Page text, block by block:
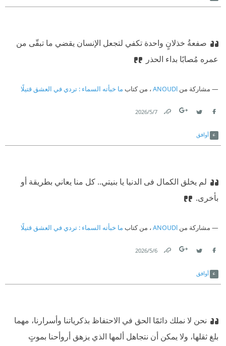
صفعةُ خذلانٍ واحدة تكفي لتجعل الإنسان يقضي ما تبقّى من
عمره مُصابًا بداء الحذر
مشاركة من ANOUDl ، من كتاب ما خبأته السماء : تردي في العشق قتيلًا
7‏/5‏/2026
أوافق
لم يخلق الكمال فى الدنيا يا بنيتي.. كل منا يعاني بطريقة أو
بأخرى.‏
مشاركة من ANOUDl ، من كتاب ما خبأته السماء : تردي في العشق قتيلًا
6‏/5‏/2026
أوافق
نحن لا نملك دائمًا الحق في الاحتفاظ بذكرياتنا وأسرارنا، مهما
بلغ ثقلها، ولا يمكن أن نتجاهل ألمها الذي يزهق أروأحنا بموتٍ